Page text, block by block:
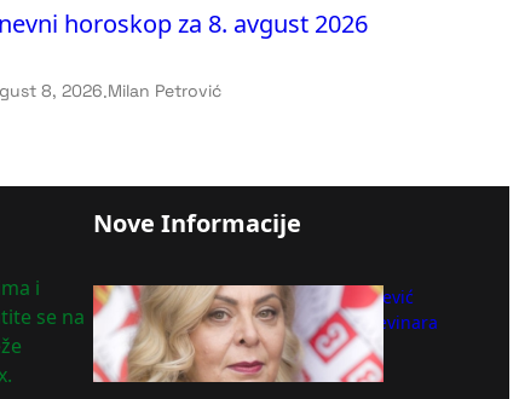
horoskop za 8. avgust 2026
8, 2026.Milan Petrović
i
se na
Nove Informacije
Ministarka Sofronijević
čestitala Dan građevinara
Srbije
avgust 8, 2026